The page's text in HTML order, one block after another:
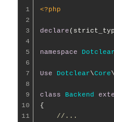
1
2
3
4
5
6
7
8
9
10
11
<?php
declare
namespace Dotclear
Use Dotclear\Core\
class Backend
{
//...